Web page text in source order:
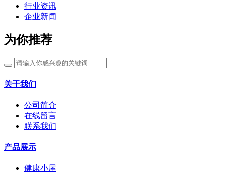
行业资讯
企业新闻
为你推荐
关于我们
公司简介
在线留言
联系我们
产品展示
健康小屋